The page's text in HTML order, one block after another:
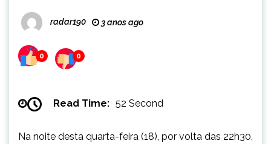
radar190 3 anos ago
0 0
Read Time: 52 Second
Na noite desta quarta-feira (18), por volta das 22h30,